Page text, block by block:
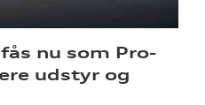
nu som Pro-
udstyr og